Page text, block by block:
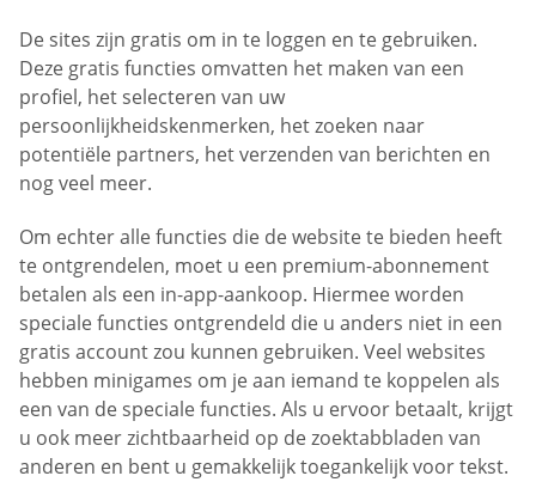
De sites zijn gratis om in te loggen en te gebruiken.
Deze gratis functies omvatten het maken van een
profiel, het selecteren van uw
persoonlijkheidskenmerken, het zoeken naar
potentiële partners, het verzenden van berichten en
nog veel meer.
Om echter alle functies die de website te bieden heeft
te ontgrendelen, moet u een premium-abonnement
betalen als een in-app-aankoop. Hiermee worden
speciale functies ontgrendeld die u anders niet in een
gratis account zou kunnen gebruiken. Veel websites
hebben minigames om je aan iemand te koppelen als
een van de speciale functies. Als u ervoor betaalt, krijgt
u ook meer zichtbaarheid op de zoektabbladen van
anderen en bent u gemakkelijk toegankelijk voor tekst.